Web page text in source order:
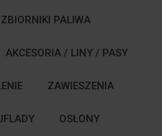
PALIWA
AKCESORIA / LINY / PASY
ZAWIESZENIA
OSŁONY